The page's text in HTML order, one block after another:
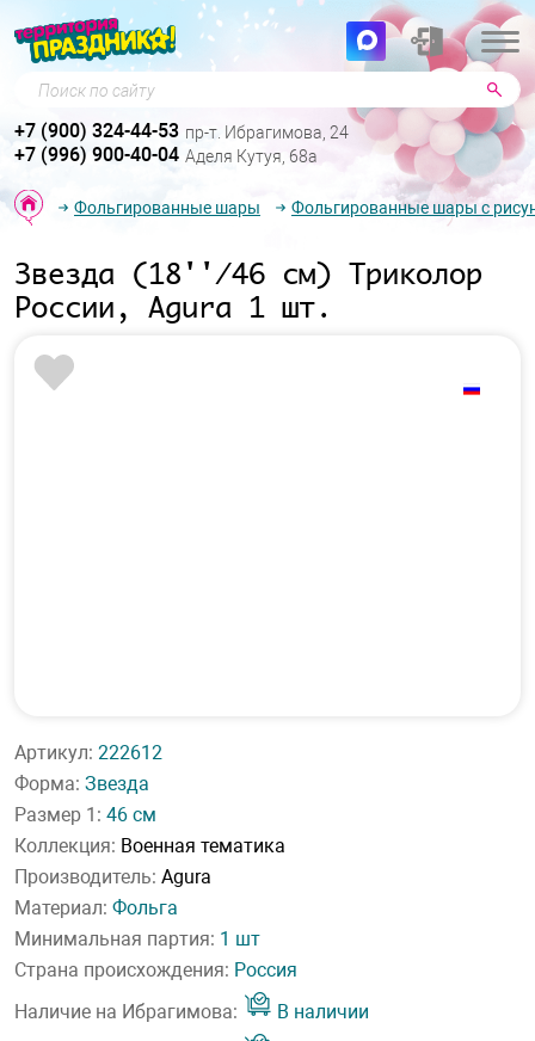
Поиск по сайту
+7 (900) 324-44-53 пр-т. Ибрагимова, 24
+7 (996) 900-40-04 Аделя Кутуя, 68а
Фольгированные шары Фольгированные шары с
Звезда (18''/46 см) Триколор
России, Agura 1 шт.
Артикул: 222612
Форма: Звезда
Размер 1: 46 см
Коллекция: Военная тематика
Производитель: Agura
Материал: Фольга
Минимальная партия: 1 шт
Страна происхождения: Россия
Наличие на Ибрагимова:
В наличии